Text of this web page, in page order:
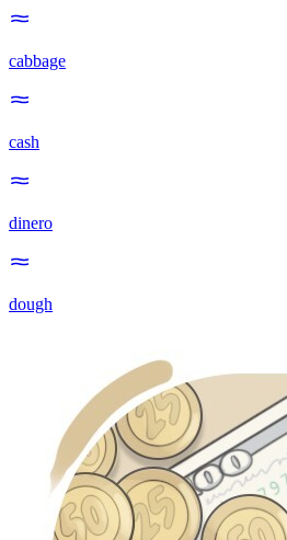
cabbage
cash
dinero
dough